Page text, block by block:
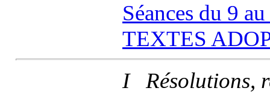
Séances du 9
TEXTES
I Résolutions,